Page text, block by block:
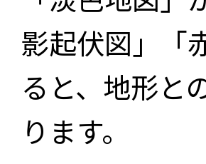
影起伏図」「
ると、地形と
ります。